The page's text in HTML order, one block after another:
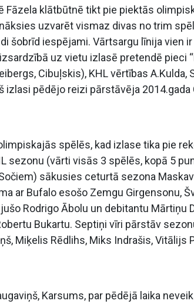
Fāzela klātbūtnē tikt pie piektās
uzvarēt vismaz divas no trim
šobrīd iespējami. Vārtsargu līnija vien
uz vietu izlasē pretendē pieci
Cibuļskis), KHL vērtības A.Kulda,
izlasi pēdējo reizi pārstāvēja 2014.gada
spēlēs, kad izlase tika pie
sezonu (vārti visās 3 spēlēs, kopā 5
sākusies ceturtā sezona
ar Bufalo esošo Zemgu Girgensonu,
Rodrigo Ābolu un debitantu Mārtiņu
Bukartu. Septiņi vīri pārstāv
Miķelis Rēdlihs, Miks Indrašis, Vitālijs
Karsums, par pēdējā laika